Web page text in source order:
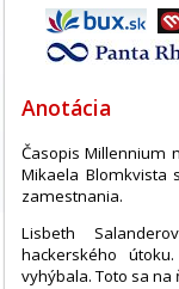
Anotácia
Časopis Millennium
Mikaela Blomkvista
zamestnania.
Lisbeth
hackerského
vyhýbala. Toto sa na